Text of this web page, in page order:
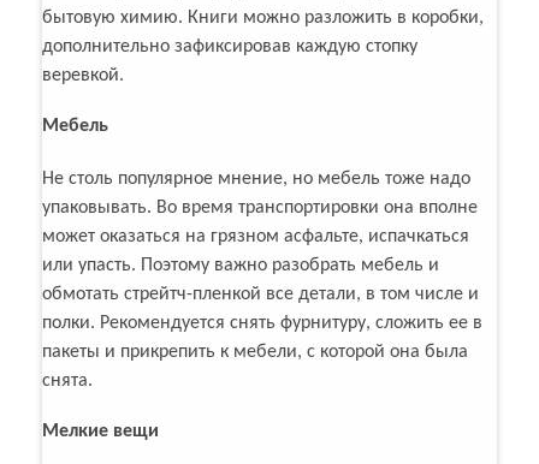
бытовую химию. Книги можно разложить в коробки,
дополнительно зафиксировав каждую стопку
веревкой.
Мебель
Не столь популярное мнение, но мебель тоже надо
упаковывать. Во время транспортировки она вполне
может оказаться на грязном асфальте, испачкаться
или упасть. Поэтому важно разобрать мебель и
обмотать стрейтч-пленкой все детали, в том числе и
полки. Рекомендуется снять фурнитуру, сложить ее в
пакеты и прикрепить к мебели, с которой она была
снята.
Мелкие вещи